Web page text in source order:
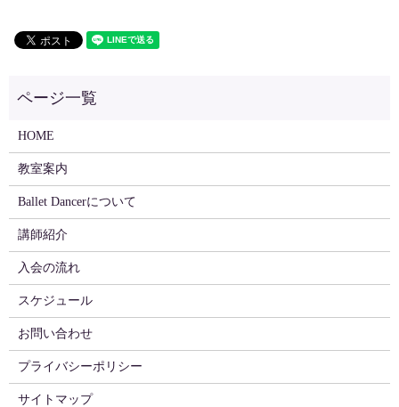
HOME
教室案内
Ballet Dancerについて
講師紹介
入会の流れ
スケジュール
お問い合わせ
プライバシーポリシー
サイトマップ